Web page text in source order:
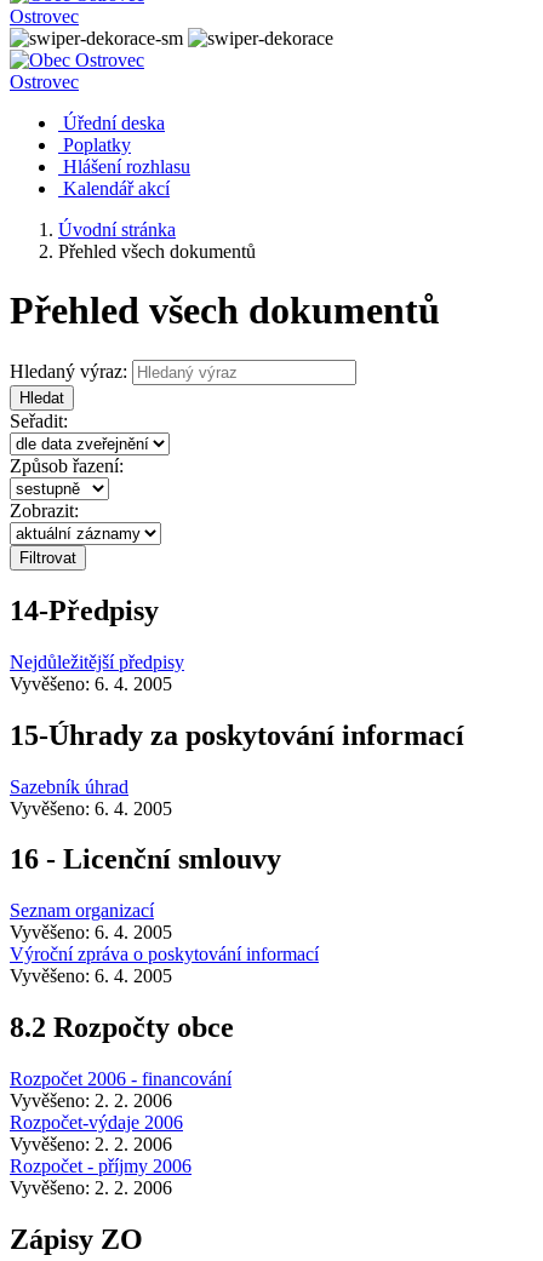
Ostrovec
Ostrovec
Úřední deska
Poplatky
Hlášení rozhlasu
Kalendář akcí
Úvodní stránka
Přehled všech dokumentů
Přehled všech dokumentů
Hledaný výraz:
Hledat
Seřadit:
Způsob řazení:
Zobrazit:
14-Předpisy
Nejdůležitější předpisy
Vyvěšeno: 6. 4. 2005
15-Úhrady za poskytování informací
Sazebník úhrad
Vyvěšeno: 6. 4. 2005
16 - Licenční smlouvy
Seznam organizací
Vyvěšeno: 6. 4. 2005
Výroční zpráva o poskytování informací
Vyvěšeno: 6. 4. 2005
8.2 Rozpočty obce
Rozpočet 2006 - financování
Vyvěšeno: 2. 2. 2006
Rozpočet-výdaje 2006
Vyvěšeno: 2. 2. 2006
Rozpočet - příjmy 2006
Vyvěšeno: 2. 2. 2006
Zápisy ZO